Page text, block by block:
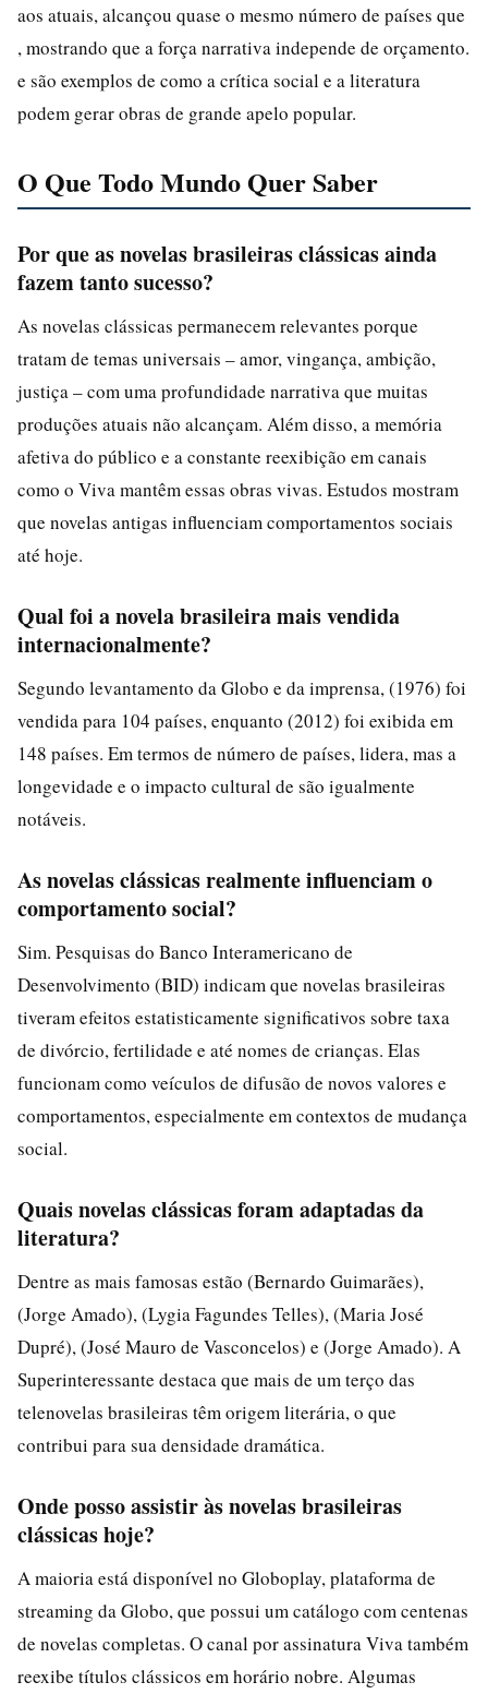
aos atuais, alcançou quase o mesmo número de países que
, mostrando que a força narrativa independe de orçamento.
e são exemplos de como a crítica social e a literatura
podem gerar obras de grande apelo popular.
O Que Todo Mundo Quer Saber
Por que as novelas brasileiras clássicas ainda
fazem tanto sucesso?
As novelas clássicas permanecem relevantes porque
tratam de temas universais – amor, vingança, ambição,
justiça – com uma profundidade narrativa que muitas
produções atuais não alcançam. Além disso, a memória
afetiva do público e a constante reexibição em canais
como o Viva mantêm essas obras vivas. Estudos mostram
que novelas antigas influenciam comportamentos sociais
até hoje.
Qual foi a novela brasileira mais vendida
internacionalmente?
Segundo levantamento da Globo e da imprensa, (1976) foi
vendida para 104 países, enquanto (2012) foi exibida em
148 países. Em termos de número de países, lidera, mas a
longevidade e o impacto cultural de são igualmente
notáveis.
As novelas clássicas realmente influenciam o
comportamento social?
Sim. Pesquisas do Banco Interamericano de
Desenvolvimento (BID) indicam que novelas brasileiras
tiveram efeitos estatisticamente significativos sobre taxa
de divórcio, fertilidade e até nomes de crianças. Elas
funcionam como veículos de difusão de novos valores e
comportamentos, especialmente em contextos de mudança
social.
Quais novelas clássicas foram adaptadas da
literatura?
Dentre as mais famosas estão (Bernardo Guimarães),
(Jorge Amado), (Lygia Fagundes Telles), (Maria José
Dupré), (José Mauro de Vasconcelos) e (Jorge Amado). A
Superinteressante destaca que mais de um terço das
telenovelas brasileiras têm origem literária, o que
contribui para sua densidade dramática.
Onde posso assistir às novelas brasileiras
clássicas hoje?
A maioria está disponível no Globoplay, plataforma de
streaming da Globo, que possui um catálogo com centenas
de novelas completas. O canal por assinatura Viva também
reexibe títulos clássicos em horário nobre. Algumas